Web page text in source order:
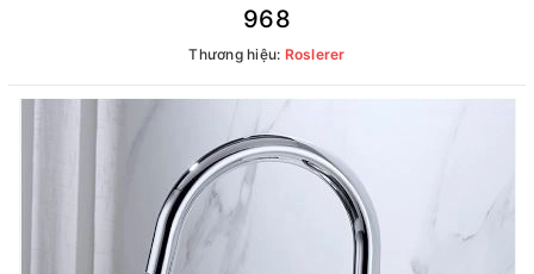
968
Thương hiệu: Roslerer